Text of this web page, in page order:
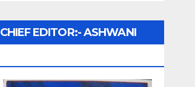
CHIEF EDITOR:- ASHWANI